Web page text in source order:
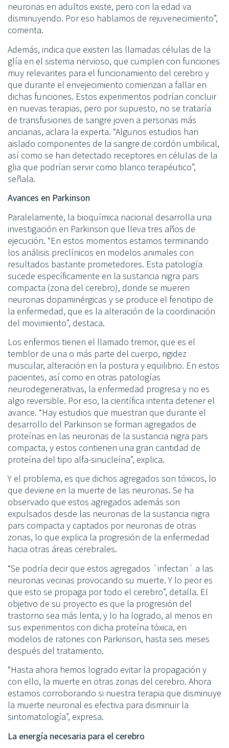
neuronas en adultos existe, pero con la edad va
disminuyendo. Por eso hablamos de rejuvenecimiento”,
comenta.
Además, indica que existen las llamadas células de la
glía en el sistema nervioso, que cumplen con funciones
muy relevantes para el funcionamiento del cerebro y
que durante el envejecimiento comienzan a fallar en
dichas funciones. Estos experimentos podrían concluir
en nuevas terapias, pero por supuesto, no se trataría
de transfusiones de sangre joven a personas más
ancianas, aclara la experta. “Algunos estudios han
aislado componentes de la sangre de cordón umbilical,
así como se han detectado receptores en células de la
glia que podrían servir como blanco terapéutico”,
señala.
Avances en Parkinson
Paralelamente, la bioquímica nacional desarrolla una
investigación en Parkinson que lleva tres años de
ejecución. “En estos momentos estamos terminando
los análisis preclínicos en modelos animales con
resultados bastante prometedores. Esta patología
sucede específicamente en la sustancia nigra pars
compacta (zona del cerebro), donde se mueren
neuronas dopaminérgicas y se produce el fenotipo de
la enfermedad, que es la alteración de la coordinación
del movimiento”, destaca.
Los enfermos tienen el llamado tremor, que es el
temblor de una o más parte del cuerpo, rigidez
muscular, alteración en la postura y equilibrio. En estos
pacientes, así como en otras patologías
neurodegenerativas, la enfermedad progresa y no es
algo reversible. Por eso, la científica intenta detener el
avance. “Hay estudios que muestran que durante el
desarrollo del Parkinson se forman agregados de
proteínas en las neuronas de la sustancia nigra pars
compacta, y estos contienen una gran cantidad de
proteína del tipo alfa-sinucleína”, explica.
Y el problema, es que dichos agregados son tóxicos, lo
que deviene en la muerte de las neuronas. Se ha
observado que estos agregados además son
expulsados desde las neuronas de la sustancia nigra
pars compacta y captados por neuronas de otras
zonas, lo que explica la progresión de la enfermedad
hacia otras áreas cerebrales.
“Se podría decir que estos agregados ´infectan´ a las
neuronas vecinas provocando su muerte. Y lo peor es
que esto se propaga por todo el cerebro”, detalla. El
objetivo de su proyecto es que la progresión del
trastorno sea más lenta, y lo ha logrado, al menos en
sus experimentos con dicha proteína tóxica, en
modelos de ratones con Parkinson, hasta seis meses
después del tratamiento.
“Hasta ahora hemos logrado evitar la propagación y
con ello, la muerte en otras zonas del cerebro. Ahora
estamos corroborando si nuestra terapia que disminuye
la muerte neuronal es efectiva para disminuir la
sintomatología”, expresa.
La energía necesaria para el cerebro